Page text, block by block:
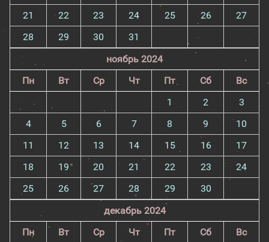
21
22 23 24 25 26
27
28
29 30
31
ноябрь 2024
Пн
Вт Ср Чт Пт Сб
Вс
1
2
3
4
5 6 7 8 9
10
11
12 13 14 15 16
17
18
19 20 21 22 23
24
25
26 27 28 29
30
декабрь 2024
Пн
Вт Ср Чт Пт Сб
Вс